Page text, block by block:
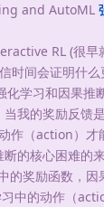
and AutoML
RL (很早
时间会证明什么
学习和因果推
当我的奖励反馈
作（action）才
的核心困难的
的奖励函数，因
中的动作（